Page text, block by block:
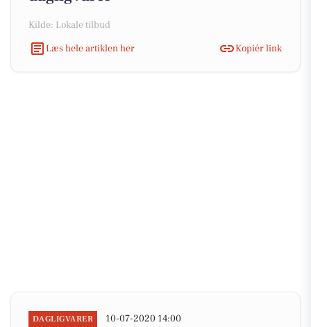
Kilde: Lokale tilbud
Læs hele artiklen her
Kopiér link
DAGLIGVARER 10-07-2020 14:00